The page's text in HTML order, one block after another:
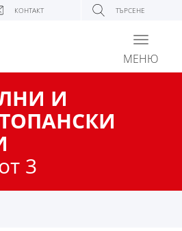
КОНТАКТ ТЪРСЕНЕ
Toggle
МЕНЮ
И
3